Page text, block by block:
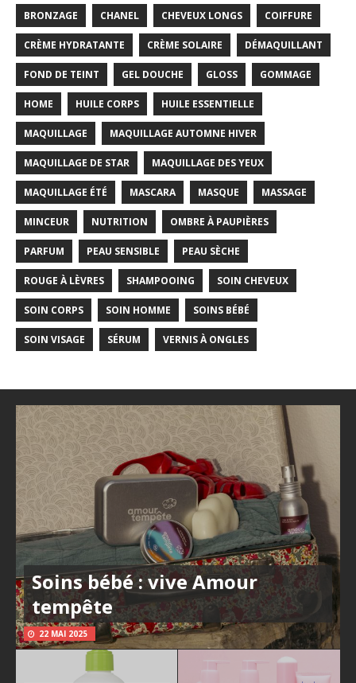
BRONZAGE CHANEL CHEVEUX LONGS COIFFURE
CRÈME HYDRATANTE CRÈME SOLAIRE DÉMAQUILLANT
FOND DE TEINT GEL DOUCHE GLOSS GOMMAGE
HOME HUILE CORPS HUILE ESSENTIELLE
MAQUILLAGE MAQUILLAGE AUTOMNE HIVER
MAQUILLAGE DE STAR MAQUILLAGE DES YEUX
MAQUILLAGE ÉTÉ MASCARA MASQUE MASSAGE
MINCEUR NUTRITION OMBRE À PAUPIÈRES
PARFUM PEAU SENSIBLE PEAU SÈCHE
ROUGE À LÈVRES SHAMPOOING SOIN CHEVEUX
SOIN CORPS SOIN HOMME SOINS BÉBÉ
SOIN VISAGE SÉRUM VERNIS À ONGLES
Soins bébé : vive Amour
tempête
22 MAI 2025